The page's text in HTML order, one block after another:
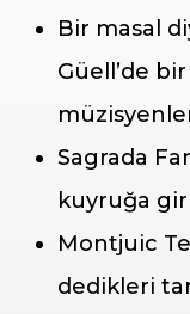
Bir masal
Güell’de
Sagrada
kuyruğa
Montjuic
dedikleri